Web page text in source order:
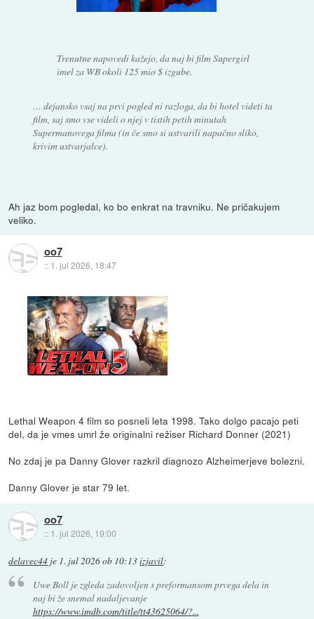
Trenutne napovedi kažejo, da naj bi film Supergirl
imel za WB okoli 125 mio $ izgube.
… dejansko vsaj na prvi pogled ni razloga, da bi hotel videti ta
film, saj smo vse videli o njej v tistih petih minutah
Supermanovega filma (in če smo si ustvarili napačno sliko,
krivim ustvarjalce).
Ah jaz bom pogledal, ko bo enkrat na travniku. Ne pričakujem
veliko.
oo7
:: 1. jul 2026, 18:47
Lethal Weapon 4 film so posneli leta 1998. Tako dolgo pacajo peti
del, da je vmes umrl že originalni režiser Richard Donner (2021)
No zdaj je pa Danny Glover razkril diagnozo Alzheimerjeve bolezni.
Danny Glover je star 79 let.
oo7
:: 1. jul 2026, 19:00
delavec44 je 1. jul 2026 ob 10:13izjavil:
Uwe Boll je zgleda zadovoljen s preformansom prvega dela in
naj bi že snemal nadaljevanje
https://www.imdb.com/title/tt43625064/?...